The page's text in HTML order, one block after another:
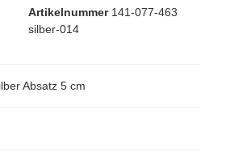
Artikelnummer 141-077-463
silber-014
Absatz 5 cm